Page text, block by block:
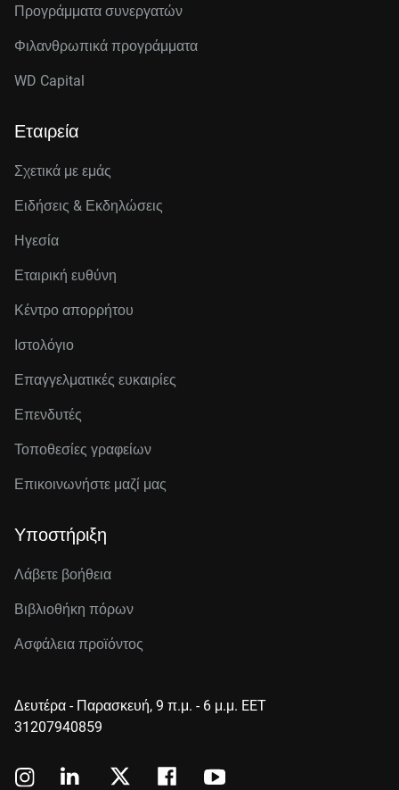
Προγράμματα συνεργατών
Φιλανθρωπικά προγράμματα
WD Capital
Εταιρεία
Σχετικά με εμάς
Ειδήσεις & Εκδηλώσεις
Ηγεσία
Εταιρική ευθύνη
Κέντρο απορρήτου
Ιστολόγιο
Επαγγελματικές ευκαιρίες
Επενδυτές
Τοποθεσίες γραφείων
Επικοινωνήστε μαζί μας
Υποστήριξη
Λάβετε βοήθεια
Βιβλιοθήκη πόρων
Ασφάλεια προϊόντος
Δευτέρα - Παρασκευή, 9 π.μ. - 6 μ.μ. EET
31207940859